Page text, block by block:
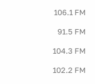
106.1 FM
91.5 FM
104.3 FM
102.2 FM